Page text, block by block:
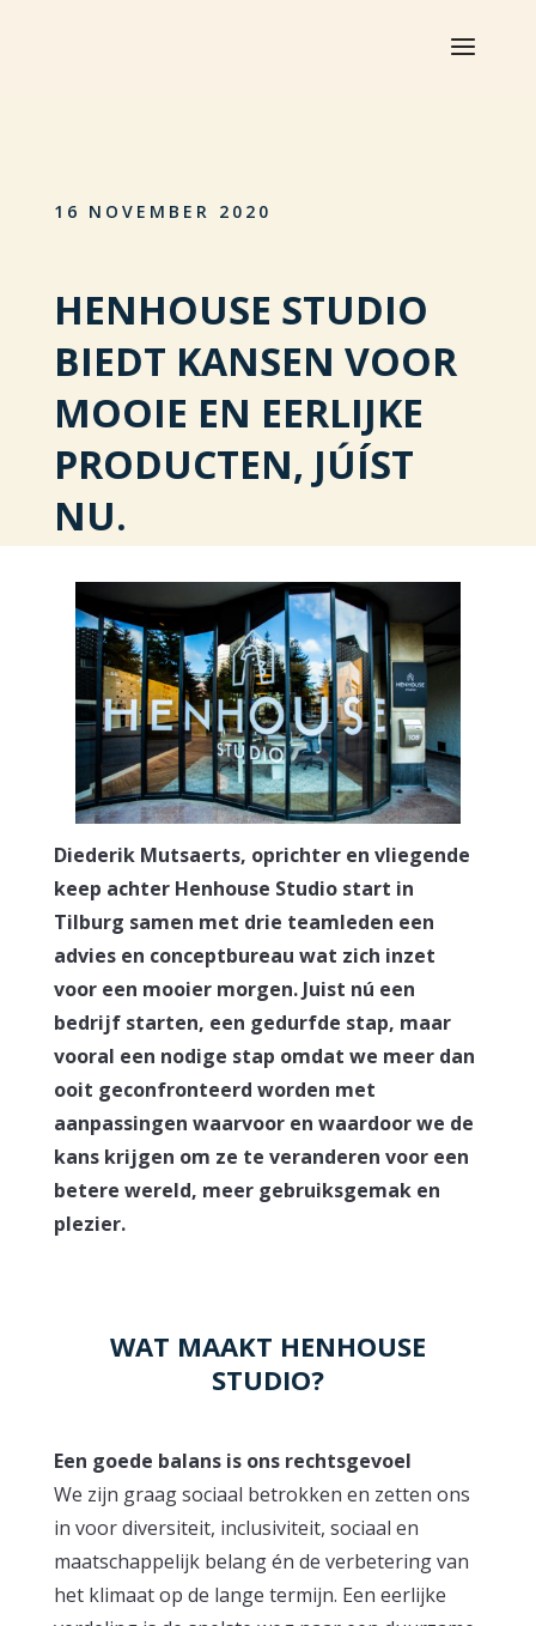
16 NOVEMBER 2020
HENHOUSE STUDIO
BIEDT KANSEN VOOR
MOOIE EN EERLIJKE
PRODUCTEN, JÚÍST
NU.
Diederik Mutsaerts, oprichter en vliegende
keep achter Henhouse Studio start in
Tilburg samen met drie teamleden een
advies en conceptbureau wat zich inzet
voor een mooier morgen. Juist nú een
bedrijf starten, een gedurfde stap, maar
vooral een nodige stap omdat we meer dan
ooit geconfronteerd worden met
aanpassingen waarvoor en waardoor we de
kans krijgen om ze te veranderen voor een
betere wereld, meer gebruiksgemak en
plezier.
WAT MAAKT HENHOUSE
STUDIO?
Een goede balans is ons rechtsgevoel
We zijn graag sociaal betrokken en zetten ons
in voor diversiteit, inclusiviteit, sociaal en
maatschappelijk belang én de verbetering van
het klimaat op de lange termijn. Een eerlijke